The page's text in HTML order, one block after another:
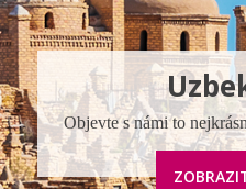
Objevte s námi to